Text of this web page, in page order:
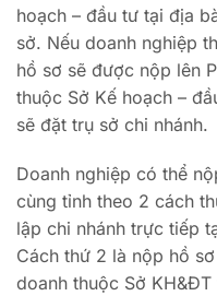
hoạch – đầu tư tại địa
sở. Nếu doanh nghiệp
hồ sơ sẽ được nộp lên
thuộc Sở Kế hoạch –
sẽ đặt trụ sở chi nhánh.
Doanh nghiệp có thể
cùng tỉnh theo 2 cách
lập chi nhánh trực tiếp
Cách thứ 2 là nộp hồ
doanh thuộc Sở